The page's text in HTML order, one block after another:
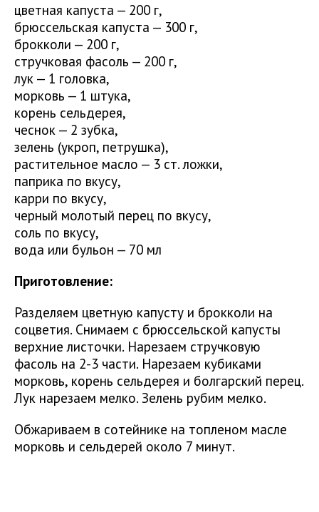
цветная капуста — 200 г,
брюссельская капуста — 300 г,
брокколи — 200 г,
стручковая фасоль — 200 г,
лук — 1 головка,
морковь — 1 штука,
корень сельдерея,
чеснок — 2 зубка,
зелень (укроп, петрушка),
растительное масло — 3 ст. ложки,
паприка по вкусу,
карри по вкусу,
черный молотый перец по вкусу,
соль по вкусу,
вода или бульон — 70 мл
Приготовление:
Разделяем цветную капусту и брокколи на
соцветия. Снимаем с брюссельской капусты
верхние листочки. Нарезаем стручковую
фасоль на 2-3 части. Нарезаем кубиками
морковь, корень сельдерея и болгарский перец.
Лук нарезаем мелко. Зелень рубим мелко.
Обжариваем в сотейнике на топленом масле
морковь и сельдерей около 7 минут.